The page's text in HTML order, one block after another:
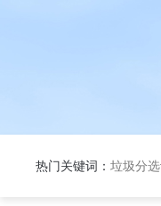
热门关键词： 垃圾分